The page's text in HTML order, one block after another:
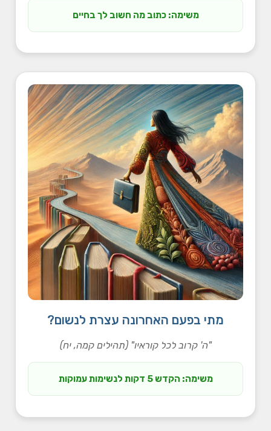
משימה: כתוב מה חשוב לך בחיים
מתי בפעם האחרונה עצרת לנשום?
"ה' קרוב לכל קוראיו" (תהילים קמה, יח)
משימה: הקדש 5 דקות לנשימות עמוקות